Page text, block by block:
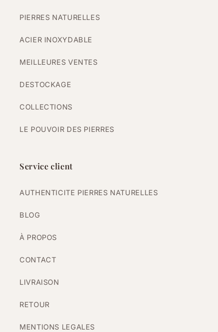
PIERRES NATURELLES
ACIER INOXYDABLE
MEILLEURES VENTES
DESTOCKAGE
COLLECTIONS
LE POUVOIR DES PIERRES
Service client
AUTHENTICITE PIERRES NATURELLES
BLOG
À PROPOS
CONTACT
LIVRAISON
RETOUR
MENTIONS LEGALES